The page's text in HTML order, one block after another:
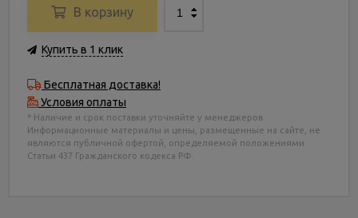
В корзину
Купить в 1 клик
Бесплатная доставка!
Условия оплаты
* Наличие и срок поставки уточняйте у менеджеров.
Информационные материалы и цены, размещенные на сайте, не
являются публичной офертой, определяемой положениями
Статьи 437 Гражданского кодекса РФ.